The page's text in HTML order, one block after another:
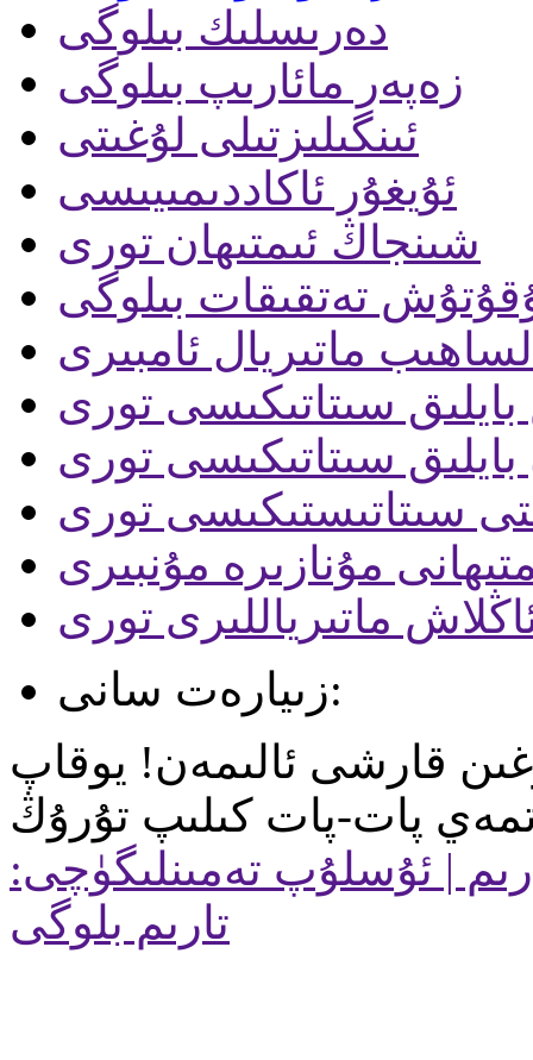
دەرىسلىك بىلوگى
زەپەر مائارىپ بىلوگى
ئىنگىلىزتىلى لۇغىتى
ئۇيغۇر ئاكاددىمىيىسى
شىنجاڭ ئىمتىھان تورى
تەتقىقات بىلوگى
ماتىريال ئامبىرى
سىتاتىكىسى تورى
سىتاتىكىسى تورى
سىتاتىستىكىسى تورى
مۇنازىرە مۇنبىرى
ماتىرياللىرى تورى
زىيارەت سانى:
قارشى ئالىمەن! يوقاپ
| ئۇسلۇپ تەمىنلىگۈچى:
تارىم بلوگى